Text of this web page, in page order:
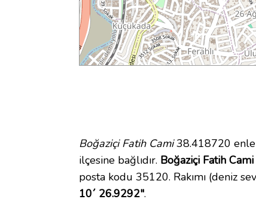
Boğaziçi Fatih Cami38.418720
ilçesine bağlıdır. Boğaziçi Fatih Cami
posta kodu 35120. Rakımı (deniz
10´ 26.9292".